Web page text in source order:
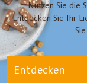
Nutzen Sie die
Entdecken Sie Ihr
Entdecken